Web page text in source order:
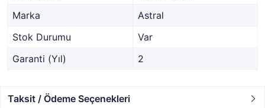
Marka
Astral
Stok Durumu
Var
Garanti (Yıl)
2
Taksit / Ödeme Seçenekleri